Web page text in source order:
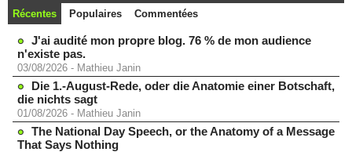
Récentes Populaires Commentées
J'ai audité mon propre blog. 76 % de mon audience
n'existe pas.
03/08/2026 - Mathieu Janin
Die 1.-August-Rede, oder die Anatomie einer Botschaft,
die nichts sagt
01/08/2026 - Mathieu Janin
The National Day Speech, or the Anatomy of a Message
That Says Nothing